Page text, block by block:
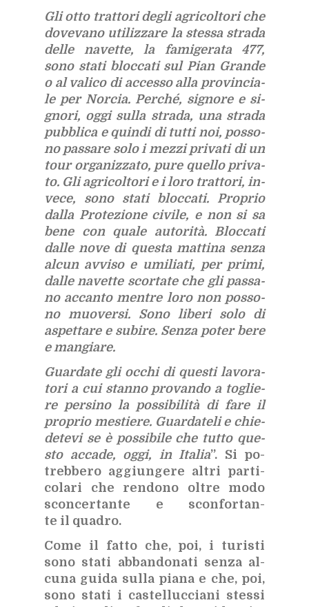
Gli otto trat­to­ri de­gli agri­col­to­ri che
do­ve­va­no uti­liz­za­re la stes­sa stra­da
del­le na­vet­te, la fa­mi­ge­ra­ta 477,
sono sta­ti bloc­ca­ti sul Pian Gran­de
o al va­li­co di ac­ces­so alla pro­vin­cia­
le per Nor­cia. Per­ché, si­gno­re e si­
gno­ri, oggi sul­la stra­da, una stra­da
pub­bli­ca e quin­di di tut­ti noi, pos­so­
no pas­sa­re solo i mez­zi pri­va­ti di un
tour or­ga­niz­za­to, pure quel­lo pri­va­
to. Gli agri­col­to­ri e i loro trat­to­ri, in­
ve­ce, sono sta­ti bloc­ca­ti. Pro­prio
dal­la Pro­te­zio­ne ci­vi­le, e non si sa
bene con qua­le au­to­ri­tà. Bloc­ca­ti
dal­le nove di que­sta mat­ti­na sen­za
al­cun av­vi­so e umi­lia­ti, per pri­mi,
dal­le na­vet­te scor­ta­te che gli pas­sa­
no ac­can­to men­tre loro non pos­so­
no muo­ver­si. Sono li­be­ri solo di
aspet­ta­re e su­bi­re. Sen­za po­ter bere
e man­gia­re.
Guar­da­te gli oc­chi di que­sti la­vo­ra­
to­ri a cui stan­no pro­van­do a to­glie­
re per­si­no la pos­si­bi­li­tà di fare il
pro­prio me­stie­re. Guar­da­te­li e chie­
de­te­vi se è pos­si­bi­le che tut­to que­
sto ac­ca­de, oggi, in Ita­lia”. Si po­
treb­be­ro ag­giun­ge­re al­tri par­ti­
co­la­ri che ren­do­no ol­tre modo
scon­cer­tan­te e scon­for­tan­
te il qua­dro.
Come il fat­to che, poi, i tu­ri­sti
sono sta­ti ab­ban­do­na­ti sen­za al­
cu­na gui­da sul­la pia­na e che, poi,
sono sta­ti i ca­stel­luc­cia­ni stes­si